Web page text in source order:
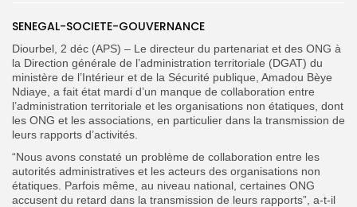
Search
Button
FR
SENEGAL-SOCIETE-GOUVERNANCE
‎Diourbel, 2 déc (APS) – Le directeur du partenariat et des ONG à
la Direction générale de l’administration territoriale (DGAT) du
ministère de l’Intérieur et de la Sécurité publique, Amadou Bèye
Ndiaye, a fait état mardi d’un manque de collaboration entre
l’administration territoriale et les organisations non étatiques, dont
les ONG et les associations, en particulier dans la transmission de
leurs rapports d’activités. ‎
“Nous avons constaté un problème de collaboration entre les
autorités administratives et les acteurs des organisations non
étatiques. Parfois même, au niveau national, certaines ONG
accusent du retard dans la transmission de leurs rapports”, a-t-il